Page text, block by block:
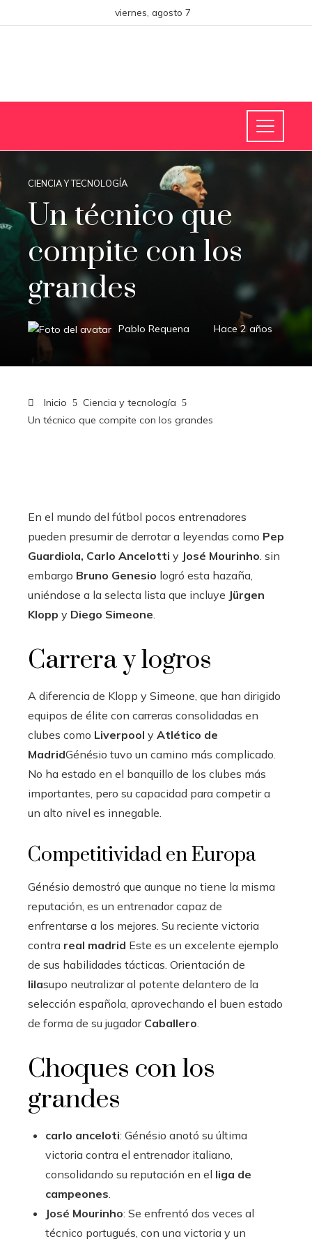
viernes, agosto 7
CIENCIA Y TECNOLOGÍA
Un técnico que
compite con los
grandes
Pablo Requena Hace 2 años
Inicio
Ciencia y tecnología
Un técnico que compite con los grandes
En el mundo del fútbol pocos entrenadores
pueden presumir de derrotar a leyendas como Pep
Guardiola, Carlo Ancelotti y José Mourinho . sin
embargo Bruno Genesio logró esta hazaña,
uniéndose a la selecta lista que incluye Jürgen
Klopp y Diego Simeone
Carrera y logros
A diferencia de Klopp y Simeone, que han dirigido
equipos de élite con carreras consolidadas en
clubes como Liverpool y Atlético de
MadridGénésio tuvo un camino más complicado.
No ha estado en el banquillo de los clubes más
importantes, pero su capacidad para competir a
un alto nivel es innegable.
Competitividad en Europa
Génésio demostró que aunque no tiene la misma
reputación, es un entrenador capaz de
enfrentarse a los mejores. Su reciente victoria
contra real madrid Este es un excelente ejemplo
de sus habilidades tácticas. Orientación de
lilasupo neutralizar al potente delantero de la
selección española, aprovechando el buen estado
de forma de su jugador Caballero
Choques con los
grandes
carlo anceloti: Génésio anotó su última
victoria contra el entrenador italiano,
consolidando su reputación en el liga de
campeones
José Mourinho: Se enfrentó dos veces al
técnico portugués, con una victoria y un